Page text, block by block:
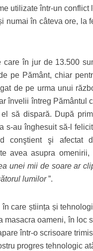
utilizate într-un conflict
numai în câteva ore, la
care în jur de 13.500
pe Pământ, chiar
de pe urma unui
învelii întreg Pământul
să dispară. După
s-au înghesuit să-l
conştient şi afectat
avea asupra omenirii,
unei mii de soare ar
lumilor”.
care știința și
masacra oameni, în loc
într-o scrisoare
progres tehnologic